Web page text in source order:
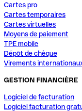
Cartes pro
Cartes temporaires
Cartes virtuelles
Moyens de paiement
TPE mobile
Dépôt de chèque
Virements
GESTION FINANCIÈRE
Logiciel de facturation
Logiciel facturation